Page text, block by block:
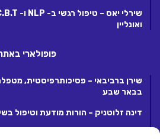
ואונליין
פופולארי
בבאר שבע
דינה זלוטניק – הורות מודעת וטיפול